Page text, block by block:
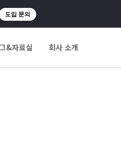
도입 문의
&자료실 회사 소개